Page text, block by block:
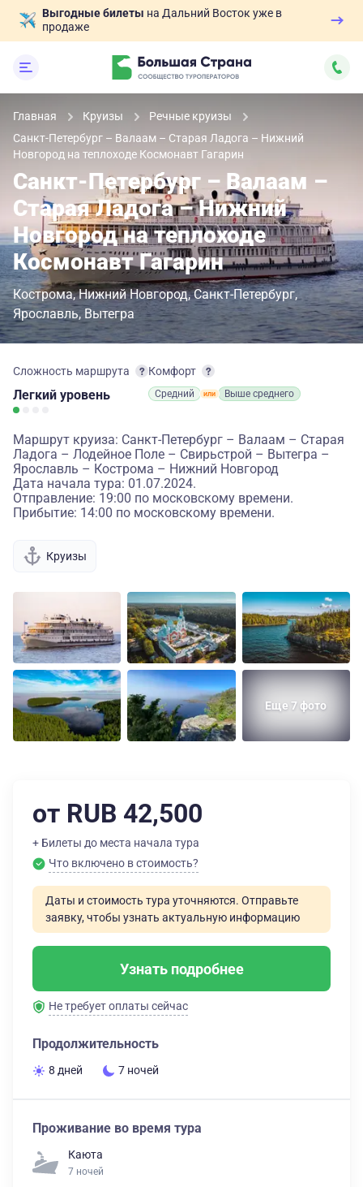
Выгодные билеты на Дальний Восток уже в
продаже
Главная Круизы
Речные круизы
Санкт-Петербург – Валаам – Старая Ладога – Нижний
Новгород на теплоходе Космонавт Гагарин
Санкт-Петербург – Валаам –
Старая Ладога – Нижний
Новгород на теплоходе
Космонавт Гагарин
Кострома Нижний Новгород Санкт-Петербург
Ярославль Вытегра
Сложность маршрута
Легкий уровень
Комфорт
Средний Выше среднего
Маршрут круиза: Санкт-Петербург – Валаам – Старая
Ладога – Лодейное Поле – Свирьстрой – Вытегра –
Ярославль – Кострома – Нижний Новгород
Дата начала тура: 01.07.2024.
Отправление: 19:00 по московскому времени.
Прибытие: 14:00 по московскому времени.
Круизы
Еще 7 фото
от RUB 42,500
+ Билеты до места начала тура
Что включено в стоимость?
Даты и стоимость тура уточняются. Отправьте
заявку, чтобы узнать актуальную информацию
Узнать подробнее
Не требует оплаты сейчас
Продолжительность
8 дней 7 ночей
Проживание во время тура
Каюта
7 ночей